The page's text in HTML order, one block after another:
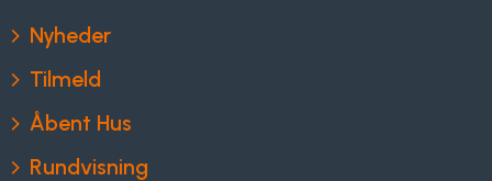
Nyheder
Tilmeld
Åbent Hus
Rundvisning